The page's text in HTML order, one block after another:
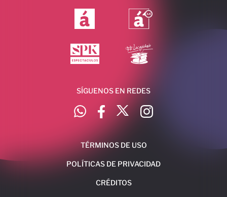
SÍGUENOS EN REDES
TÉRMINOS DE USO
POLÍTICAS DE PRIVACIDAD
CRÉDITOS